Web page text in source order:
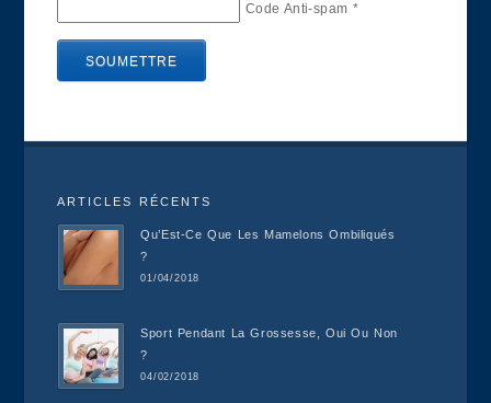
Code Anti-spam *
ARTICLES RÉCENTS
Qu’Est-Ce Que Les Mamelons Ombiliqués
?
01/04/2018
Sport Pendant La Grossesse, Oui Ou Non
?
04/02/2018